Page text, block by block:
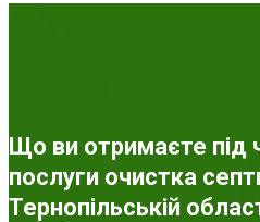
Що ви отримаєте під
послуги очистка
Тернопільській